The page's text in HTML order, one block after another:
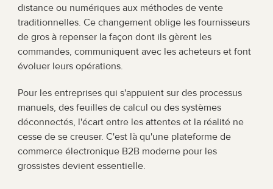
distance ou numériques aux méthodes de vente
traditionnelles. Ce changement oblige les fournisseurs
de gros à repenser la façon dont ils gèrent les
commandes, communiquent avec les acheteurs et font
évoluer leurs opérations.
Pour les entreprises qui s'appuient sur des processus
manuels, des feuilles de calcul ou des systèmes
déconnectés, l'écart entre les attentes et la réalité ne
cesse de se creuser. C'est là qu'une plateforme de
commerce électronique B2B moderne pour les
grossistes devient essentielle.